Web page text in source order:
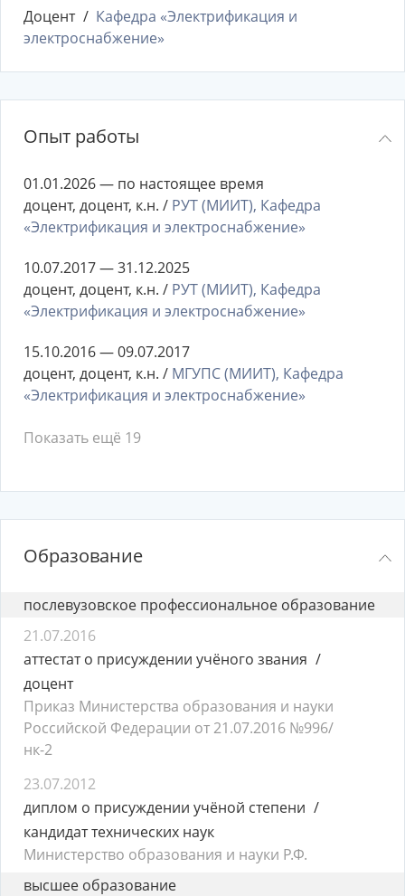
Доцент
Кафедра «Электрификация и
электроснабжение»
Опыт работы
01.01.2026 — по настоящее время
доцент, доцент, к.н. / РУТ (МИИТ), Кафедра
«Электрификация и электроснабжение»
10.07.2017 — 31.12.2025
доцент, доцент, к.н. / РУТ (МИИТ), Кафедра
«Электрификация и электроснабжение»
15.10.2016 — 09.07.2017
доцент, доцент, к.н. / МГУПС (МИИТ), Кафедра
«Электрификация и электроснабжение»
Показать ещё 19
Образование
послевузовское профессиональное образование
21.07.2016
аттестат о присуждении учёного звания
доцент
Приказ Министерства образования и науки
Российской Федерации от 21.07.2016 №996/
нк-2
23.07.2012
диплом о присуждении учёной степени
кандидат технических наук
Министерство образования и науки Р.Ф.
высшее образование